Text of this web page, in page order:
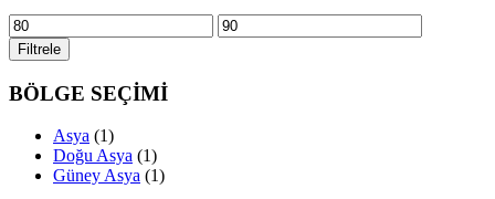
En
düşük
fiyat
En
yüksek
Filtrele
BÖLGE SEÇİMİ
Asya (1)
Doğu Asya (1)
Güney Asya (1)